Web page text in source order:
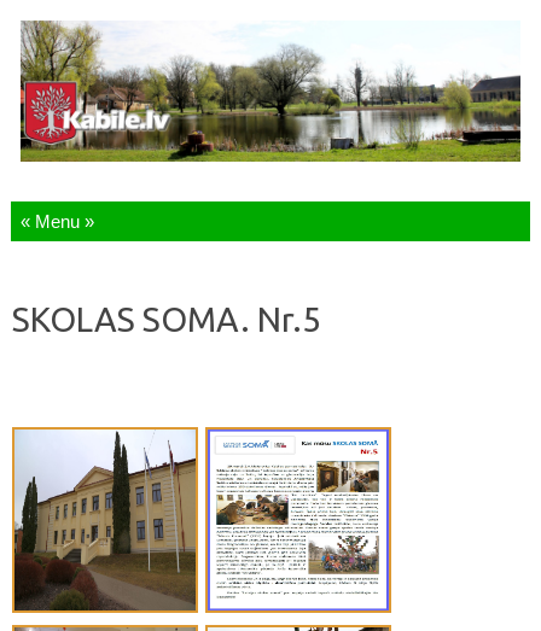
Skip to content
SKOLAS SOMA. Nr.5